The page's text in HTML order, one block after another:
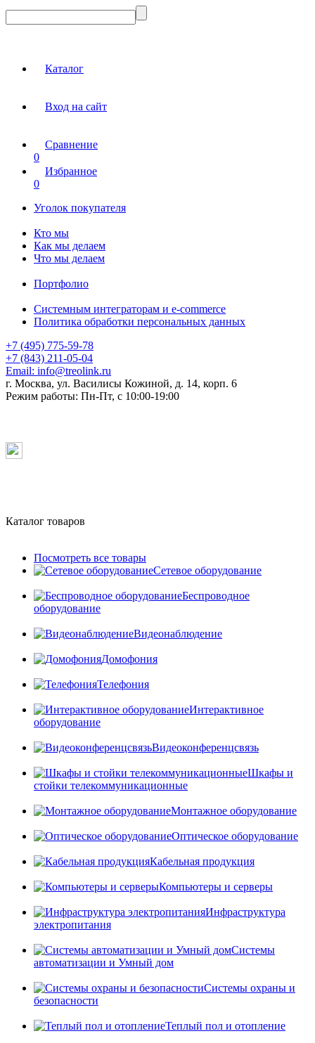
Каталог
Вход на сайт
Сравнение
0
Избранное
0
Уголок покупателя
Кто мы
Как мы делаем
Что мы делаем
Портфолио
Системным интеграторам и e-commerce
Политика обработки персональных данных
+7 (495) 775-59-78
+7 (843) 211-05-04
Email: info@treolink.ru
г. Москва, ул. Василисы Кожиной, д. 14, корп. 6
Режим работы: Пн-Пт, с 10:00-19:00
Каталог товаров
Посмотреть все товары
Сетевое оборудование
Беспроводное
оборудование
Видеонаблюдение
Домофония
Телефония
Интерактивное
оборудование
Видеоконференцсвязь
Шкафы и
стойки телекоммуникационные
Монтажное оборудование
Оптическое оборудование
Кабельная продукция
Компьютеры и серверы
Инфраструктура
электропитания
Системы
автоматизации и Умный дом
Системы охраны и
безопасности
Теплый пол и отопление